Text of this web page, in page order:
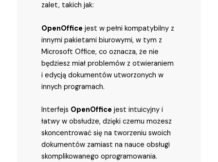
zalet, takich jak:
OpenOffice jest w pełni kompatybilny z
innymi pakietami biurowymi, w tym z
Microsoft Office, co oznacza, że nie
będziesz miał problemów z otwieraniem
i edycją dokumentów utworzonych w
innych programach.
Interfejs OpenOffice jest intuicyjny i
łatwy w obsłudze, dzięki czemu możesz
skoncentrować się na tworzeniu swoich
dokumentów zamiast na nauce obsługi
skomplikowanego oprogramowania.